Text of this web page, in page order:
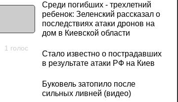
1 голос
Среди погибших - трехлетний
ребенок: Зеленский рассказал о
последствиях атаки дронов на
дом в Киевской области
Стало известно о пострадавших
в результате атаки РФ на Киев
Буковель затопило после
сильных ливней (видео)